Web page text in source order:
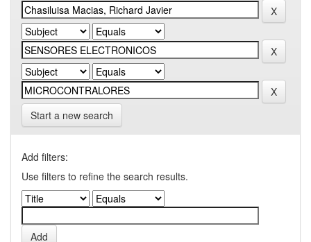
Start a new search
Add filters:
Use filters to refine the search results.